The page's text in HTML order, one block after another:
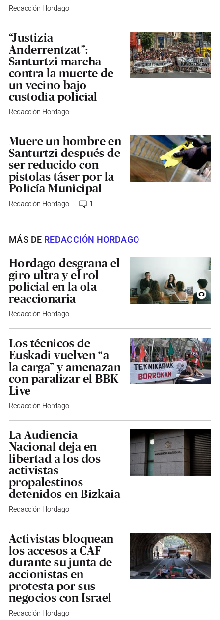
Redacción Hordago
“Justizia
Anderrentzat”:
Santurtzi marcha
contra la muerte de
un vecino bajo
custodia policial
Redacción Hordago
Muere un hombre en
Santurtzi después de
ser reducido con
pistolas táser por la
Policía Municipal
Redacción Hordago 1
MÁS DE REDACCIÓN HORDAGO
Hordago desgrana el
giro ultra y el rol
policial en la ola
reaccionaria
Redacción Hordago
Los técnicos de
Euskadi vuelven “a
la carga” y amenazan
con paralizar el BBK
Live
Redacción Hordago
La Audiencia
Nacional deja en
libertad a los dos
activistas
propalestinos
detenidos en Bizkaia
Redacción Hordago
Activistas bloquean
los accesos a CAF
durante su junta de
accionistas en
protesta por sus
negocios con Israel
Redacción Hordago